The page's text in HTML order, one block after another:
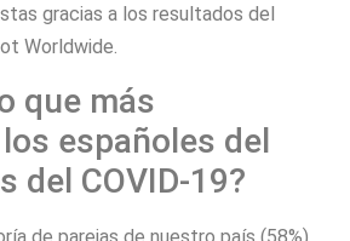
gracias a los resultados del
Worldwide.
que más
españoles del
del COVID-19?
de parejas de nuestro país (58%)